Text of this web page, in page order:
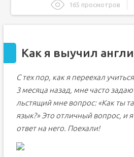
165 просмотров
Совет №2. Регулярность
Совет №4. Привязка к хобби
Совет №5. Контроль результатов
1 comment Написать
Как быстро выучить английский
домашних условиях?
Как я выучил
С тех пор, как я переехал
3 месяца назад, мне часто
льстящий мне вопрос: «Как ты
язык?» Это отличный вопрос, и
ответ на него. Поехали!